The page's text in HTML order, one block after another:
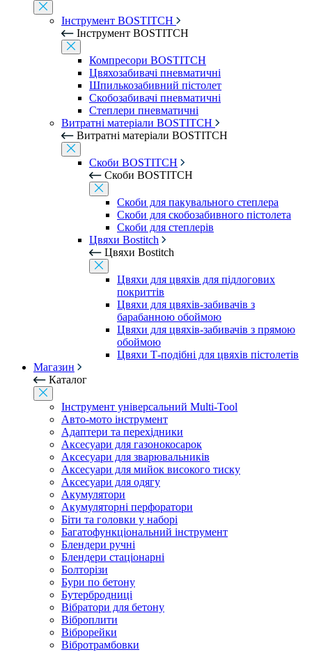
Інструмент BOSTITCH
Інструмент BOSTITCH
Компресори BOSTITCH
Цвяхозабивачі пневматичні
Шпилькозабивний пістолет
Скобозабивачі пневматичні
Степлери пневматичні
Витратні матеріали BOSTITCH
Витратні матеріали BOSTITCH
Скоби BOSTITCH
Скоби BOSTITCH
Скоби для пакувального степлера
Скоби для скобозабивного пістолета
Скоби для степлерів
Цвяхи Bostitch
Цвяхи Bostitch
Цвяхи для цвяхів для підлогових
покриттів
Цвяхи для цвяхів-забивачів з
барабанною обоймою
Цвяхи для цвяхів-забивачів з прямою
обоймою
Цвяхи Т-подібні для цвяхів пістолетів
Магазин
Каталог
Інструмент універсальний Multi-Tool
Авто-мото інструмент
Адаптери та перехідники
Аксесуари для газонокосарок
Аксесуари для зварювальників
Аксесуари для мийок високого тиску
Аксесуари для одягу
Акумулятори
Акумуляторні перфоратори
Біти та головки у наборі
Багатофункціональний інструмент
Блендери ручні
Блендери стаціонарні
Болторізи
Бури по бетону
Бутербродниці
Вібратори для бетону
Віброплити
Віброрейки
Вібротрамбовки